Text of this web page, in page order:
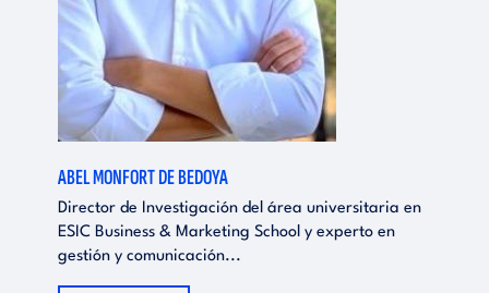
ABEL MONFORT DE BEDOYA
Director de Investigación del área universitaria en
ESIC Business & Marketing School y experto en
gestión y comunicación...